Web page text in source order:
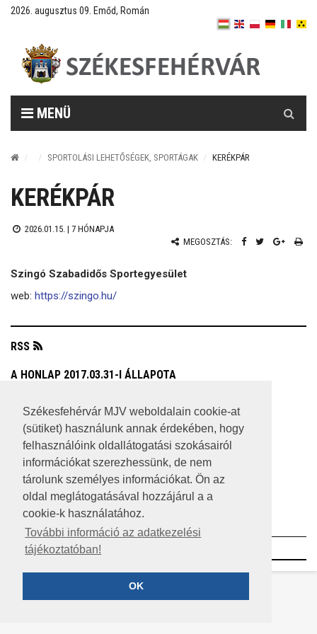
Székesfehérvár MJV weboldalain cookie-at
(sütiket) használunk annak érdekében, hogy
felhasználóink oldallátogatási szokásairól
információkat szerezhessünk, de nem
tárolunk személyes információkat. Ön az
oldal meglátogatásával hozzájárul a a
cookie-k használatához.
További információ az adatkezelési
tájékoztatóban!
OK
2026. augusztus 09. Emőd, Román
MENÜ
SPORTOLÁSI LEHETŐSÉGEK, SPORTÁGAK KERÉKPÁR
KERÉKPÁR
2026.01.15. | 7 HÓNAPJA
MEGOSZTÁS:
Szingó Szabadidős Sportegyesület
web: https://szingo.hu/
RSS
A HONLAP 2017.03.31-I ÁLLAPOTA
JOGI NYILATKOZAT
IMPRESSZUM
MÉDIAAJÁNLAT
KÖZÉRDEKŰ ADATOK
ADATVÉDELEM
©2023 SZÉKESFEHÉRVÁR MEGYEI JOGÚ VÁROS